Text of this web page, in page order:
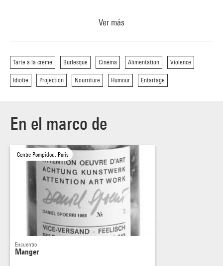
collaboration de Jean-Marc Chapoulie.
Des textes choisis seront lus par Valérie Lang.
Ver más
Tarte à la crème Burlesque Cinéma Alimentation Violence
Idiotie Projection Nourriture Humour Entartage
En el marco de
Centre Pompidou, Paris
Encuentro
Manger